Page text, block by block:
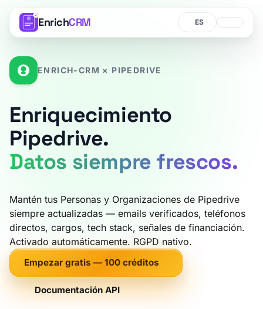
EnrichCRM Idioma
Idioma
ENRICH-CRM × PIPEDRIVE
Enriquecimiento
Pipedrive.
Datos siempre frescos.
Mantén tus Personas y Organizaciones de Pipedrive
siempre actualizadas — emails verificados, teléfonos
directos, cargos, tech stack, señales de financiación.
Activado automáticamente. RGPD nativo.
Empezar gratis — 100 créditos
Documentación API